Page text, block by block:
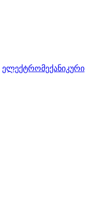
ელექტრომექანიკური